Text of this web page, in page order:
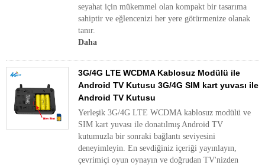
seyahat için mükemmel olan kompakt bir tasarıma
sahiptir ve eğlencenizi her yere götürmenize olanak
tanır.
Daha
3G/4G LTE WCDMA Kablosuz Modülü ile
Android TV Kutusu 3G/4G SIM kart yuvası ile
Android TV Kutusu
Yerleşik 3G/4G LTE WCDMA kablosuz modülü ve
SIM kart yuvası ile donatılmış Android TV
kutumuzla bir sonraki bağlantı seviyesini
deneyimleyin. En sevdiğiniz içeriği yayınlayın,
çevrimiçi oyun oynayın ve doğrudan TV'nizden